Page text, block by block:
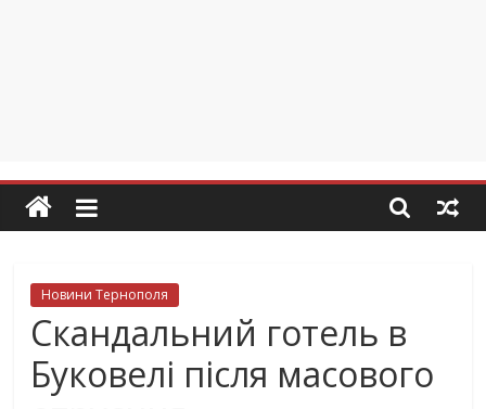
Новини Тернополя
Скандальний готель в
Буковелі після масового